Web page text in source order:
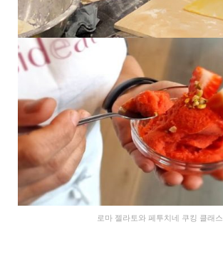
로마 젤라토와 페투치네 쿠킹 클래스